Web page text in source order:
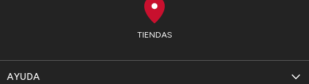
TIENDAS
AYUDA